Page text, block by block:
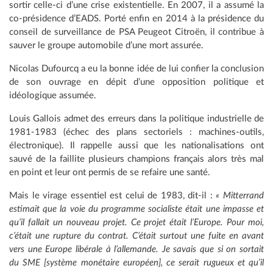
sortir celle-ci d’une crise existentielle. En 2007, il a assumé la
co-présidence d’EADS. Porté enfin en 2014 à la présidence du
conseil de surveillance de PSA Peugeot Citroën, il contribue à
sauver le groupe automobile d’une mort assurée.
Nicolas Dufourcq a eu la bonne idée de lui confier la conclusion
de son ouvrage en dépit d’une opposition politique et
idéologique assumée.
Louis Gallois admet des erreurs dans la politique industrielle de
1981-1983 (échec des plans sectoriels : machines-outils,
électronique). Il rappelle aussi que les nationalisations ont
sauvé de la faillite plusieurs champions français alors très mal
en point et leur ont permis de se refaire une santé.
Mais le virage essentiel est celui de 1983, dit-il :« Mitterrand
estimait que la voie du programme socialiste était une impasse et
qu’il fallait un nouveau projet. Ce projet était l’Europe. Pour moi,
c’était une rupture du contrat. C’était surtout une fuite en avant
vers une Europe libérale à l’allemande. Je savais que si on sortait
du SME [système monétaire européen], ce serait rugueux et qu’il